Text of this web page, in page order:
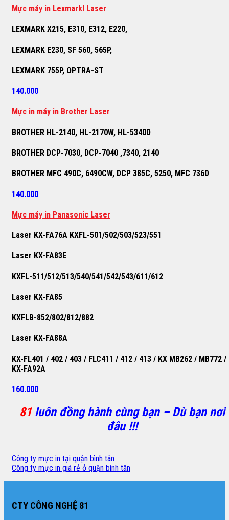
Mực máy in Lexmarkl Laser
LEXMARK X215, E310, E312, E220,
LEXMARK E230, SF 560, 565P,
LEXMARK 755P, OPTRA-ST
140.000
Mực in máy in Brother Laser
BROTHER HL-2140, HL-2170W, HL-5340D
BROTHER DCP-7030, DCP-7040 ,7340, 2140
BROTHER MFC 490C, 6490CW, DCP 385C, 5250, MFC 7360
140.000
Mực máy in Panasonic Laser
Laser KX-FA76A KXFL-501/502/503/523/551
Laser KX-FA83E
KXFL-511/512/513/540/541/542/543/611/612
Laser KX-FA85
KXFLB-852/802/812/882
Laser KX-FA88A
KX-FL401 / 402 / 403 / FLC411 / 412 / 413 / KX MB262 / MB772 /
KX-FA92A
160.000
81luôn đồng hành cùng bạn – Dù bạn nơi
đâu !!!
Công ty mực in tại quận bình tân
Công ty mực in giá rẻ ở quận bình tân
CTY CÔNG NGHỆ 81